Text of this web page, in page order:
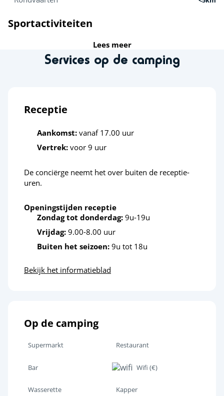
Sportactiviteiten
Klimmuur
Parachutespringen
Activiteiten in de natuur
Fietsroutes
Dierentuin
Dierentuin
Pretpark
Cultuur en erfgoed
De eilanden Madame, Aix en Oléron
Fort Boyard
Lees meer
Services op de camping
Receptie
Aankomst: vanaf 17.00 uur
Vertrek: voor 9 uur
De conciërge neemt het over buiten de receptie-
uren.
Openingstijden receptie
Zondag tot donderdag: 9u-19u
Vrijdag: 9.00-8.00 uur
Buiten het seizoen: 9u tot 18u
Bekijk het informatieblad
Op de camping
Supermarkt Restaurant
Bar Wifi (€)
Wasserette Kapper